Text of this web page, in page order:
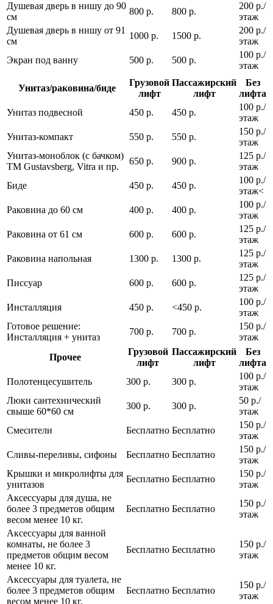
Душевая дверь в нишу до 90
см
800 р. 800 р.
200 р./
этаж
Душевая дверь в нишу от 91
см
1000 р. 1500 р.
200 р./
этаж
Экран под ванну
500 р. 500 р.
100 р./
этаж
Унитаз/раковина/биде
Грузовой
лифт
Пассажирский
лифт
Без
лифта
Унитаз подвесной
450 р. 450 р.
100 р./
этаж
Унитаз-компакт
550 р. 550 р.
150 р./
этаж
Унитаз-моноблок (с бачком)
ТМ Gustavsberg, Vitra и пр.
650 р. 900 р.
125 р./
этаж
Биде
450 р. 450 р.
100 р./
этаж<
Раковина до 60 см
400 р. 400 р.
100 р./
этаж
Раковина от 61 см
600 р. 600 р.
125 р./
этаж
Раковина напольная
1300 р. 1300 р.
125 р./
этаж
Писсуар
600 р. 600 р.
125 р./
этаж
Инсталляция
450 р. <450 р.
100 р./
этаж
Готовое решение:
Инсталляция + унитаз
700 р. 700 р.
150 р./
этаж
Прочее
Грузовой
лифт
Пассажирский
лифт
Без
лифта
Полотенцесушитель
300 р. 300 р.
100 р./
этаж
Люки сантехнический
свыше 60*60 см
300 р. 300 р.
50 р./
этаж
Смесители
Бесплатно Бесплатно
150 р./
этаж
Сливы-переливы, сифоны
Бесплатно Бесплатно
150 р./
этаж
Крышки и микролифты для
унитазов
Бесплатно Бесплатно
150 р./
этаж
Аксессуары для душа, не
более 3 предметов общим
весом менее 10 кг.
Бесплатно Бесплатно
150 р./
этаж
Аксессуары для ванной
комнаты, не более 3
предметов общим весом
менее 10 кг.
Бесплатно Бесплатно
150 р./
этаж
Аксессуары для туалета, не
более 3 предметов общим
весом менее 10 кг.
Бесплатно Бесплатно
150 р./
этаж